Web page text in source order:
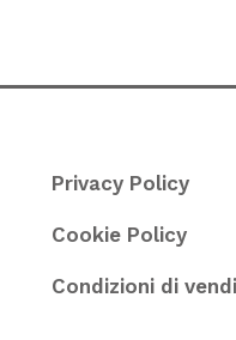
Privacy Policy
Cookie Policy
Condizioni di